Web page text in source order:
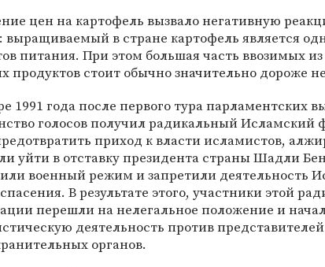
цен на картофель вызвало негативную
в стране картофель является
питания. При этом большая часть ввозимых
продуктов стоит обычно значительно дороже
1991 года после первого тура парламентских
голосов получил радикальный Исламский
приход к власти исламистов,
уйти в отставку президента страны Шадли
военный режим и запретили деятельность
В результате этого, участники этой
перешли на нелегальное положение и
деятельность против
органов.